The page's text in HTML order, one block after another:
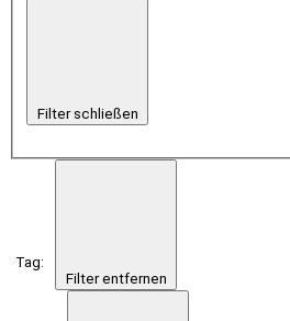
Filter schließen
Tag:
Filter entfernen